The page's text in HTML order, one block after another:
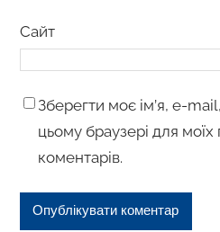
Сайт
Зберегти моє ім’я, e-
цьому браузері для
коментарів.